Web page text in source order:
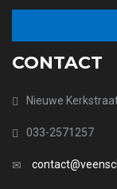
CONTACT
Nieuwe
033-2571257